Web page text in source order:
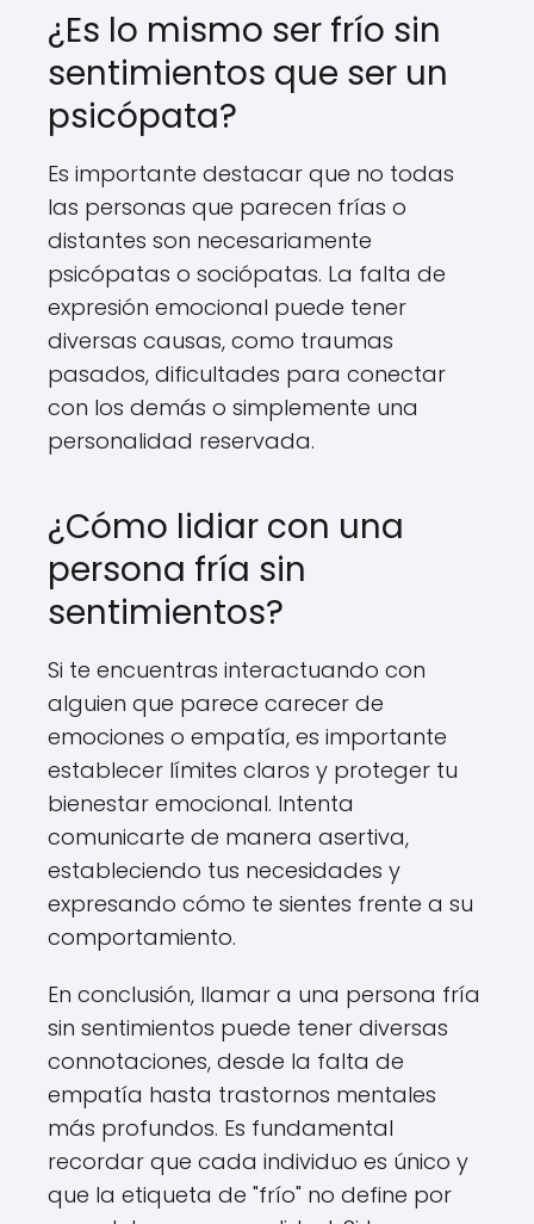
¿Es lo mismo ser frío sin
sentimientos que ser un
psicópata?
Es importante destacar que no todas
las personas que parecen frías o
distantes son necesariamente
psicópatas o sociópatas. La falta de
expresión emocional puede tener
diversas causas, como traumas
pasados, dificultades para conectar
con los demás o simplemente una
personalidad reservada.
¿Cómo lidiar con una
persona fría sin
sentimientos?
Si te encuentras interactuando con
alguien que parece carecer de
emociones o empatía, es importante
establecer límites claros y proteger tu
bienestar emocional. Intenta
comunicarte de manera asertiva,
estableciendo tus necesidades y
expresando cómo te sientes frente a su
comportamiento.
En conclusión, llamar a una persona fría
sin sentimientos puede tener diversas
connotaciones, desde la falta de
empatía hasta trastornos mentales
más profundos. Es fundamental
recordar que cada individuo es único y
que la etiqueta de "frío" no define por